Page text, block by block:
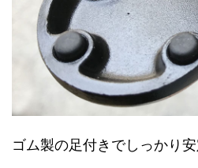
ゴム製の足付きでしっかり安